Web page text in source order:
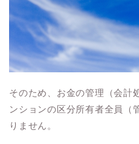
そのため、お金の管理（会計
ンションの区分所有者全員（
りません。